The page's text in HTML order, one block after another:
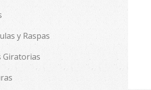
y Raspas
Giratorias